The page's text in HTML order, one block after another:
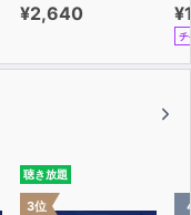
¥2,640
チ
聴き放題
3位